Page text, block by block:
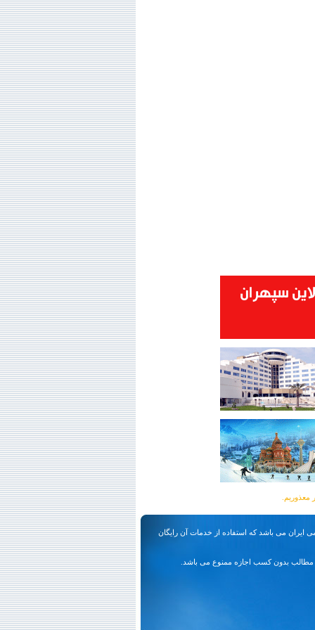
ایران می باشد که استفاده از خدمات آن رایگان
بدون کسب اجازه ممنوع می باشد.